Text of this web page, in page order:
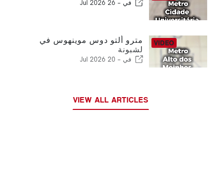
في - 26 Jul 2026
مترو ألتو دوس موينهوس في
لشبونة
في - 20 Jul 2026
VIEW ALL ARTICLES